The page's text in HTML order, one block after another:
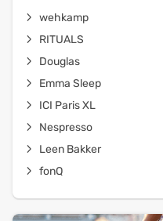
wehkamp
RITUALS
Douglas
Emma Sleep
ICI Paris XL
Nespresso
Leen Bakker
fonQ